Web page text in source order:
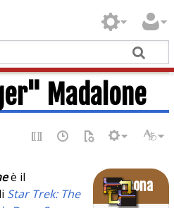
Madalone
Persona
è il
Star Trek: The